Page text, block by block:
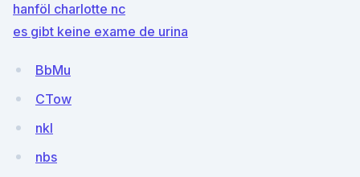
hanföl charlotte nc
es gibt keine exame de urina
BbMu
CTow
nkI
nbs